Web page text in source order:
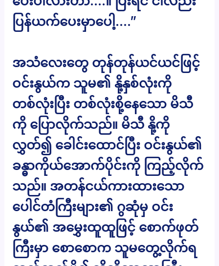
ပြန်ယက်ပေးမှာပေါ့….”
အသံလေးတွေ တုန်တုန်ယင်ယင်ဖြင့်
ဝင်းနွယ်က သူမ၏ နို့နှစ်လုံးကို
တစ်လုံးပြီး တစ်လုံးစို့နေသော မိသီ
ကို ပြောလိုက်သည်။ မိသီ နို့ကို
လွှတ်၍ ခေါင်းထောင်ပြီး ဝင်းနွယ်၏
ခန္ဓာကိုယ်အောက်ပိုင်းကို ကြည့်လိုက်
သည်။ အတန်ငယ်ကားထားသော
ပေါင်တံကြီးများ၏ ဂွဆုံမှ ဝင်း
နွယ်၏ အမွှေးထူထူဖြင့် စောက်ဖုတ်
ကြီးမှာ စောစောက သူမတွေ့လိုက်ရ